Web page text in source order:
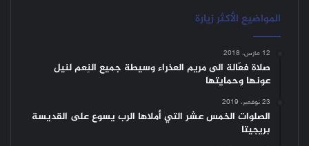
المواضيع الأكثر زيارة
12 مارس، 2018
صلاة فعّالة الى مريم العذراء وسيطة جميع النِعم لنيل
عونها وحمايتها
23 نوفمبر، 2019
الصلوات الخمس عشر التي أملاها الرب يسوع على القديسة
بريجيتا